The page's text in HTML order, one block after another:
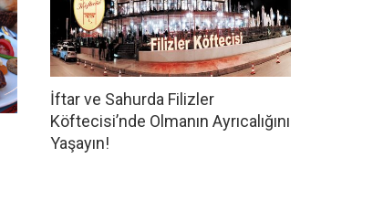
İftar ve Sahurda Filizler
Köftecisi’nde Olmanın Ayrıcalığını
Yaşayın!